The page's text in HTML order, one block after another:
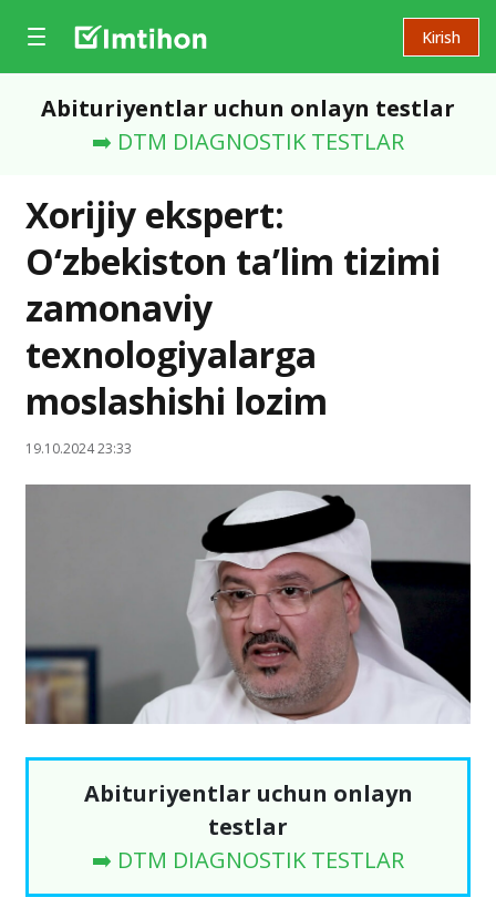
Kirish
Abituriyentlar uchun onlayn testlar
➡️ DTM DIAGNOSTIK TESTLAR
Xorijiy ekspert:
O‘zbekiston ta’lim tizimi
zamonaviy
texnologiyalarga
moslashishi lozim
19.10.2024 23:33
Abituriyentlar uchun onlayn
testlar
➡️ DTM DIAGNOSTIK TESTLAR